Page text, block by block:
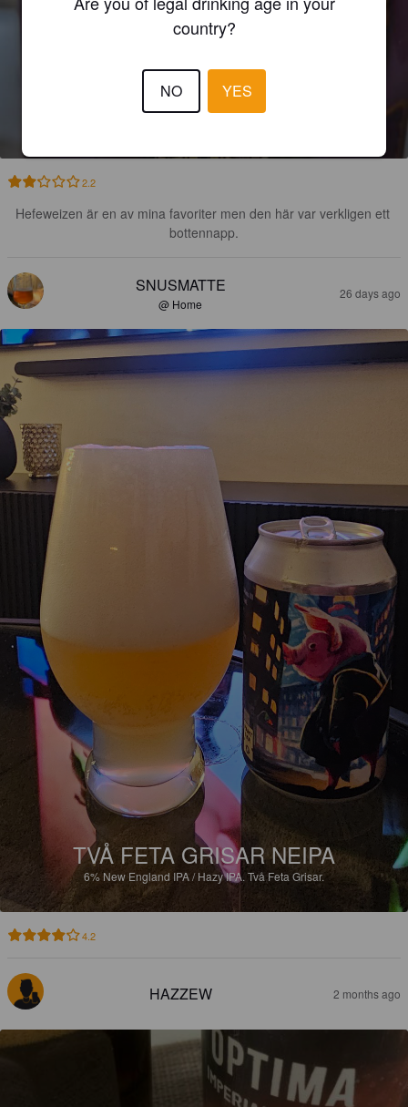
ESTER
2.2
Hefeweizen är en av mina favoriter men den här var verkligen ett
bottennapp.
SNUSMATTE
@ Home
26 days ago
TVÅ FETA GRISAR NEIPA
6%New England IPA / Hazy IPA. Två Feta Grisar.
4.2
HAZZEW 2 months ago
country?
NO YES